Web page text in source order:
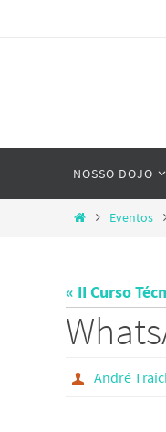
content
NOSSO DOJO
HomeEventos
« II Curso
André